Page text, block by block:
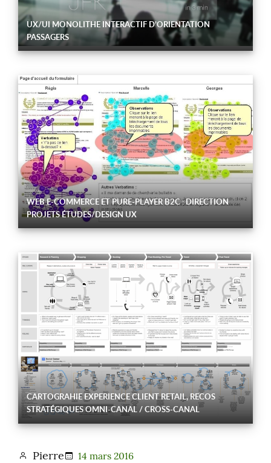
UX/UI MONOLITHE INTERACTIF D’ORIENTATION
PASSAGERS
WEB E-COMMERCE ET PURE-PLAYER B2C : DIRECTION
PROJETS ÉTUDES/DESIGN UX
CARTOGRAHIE EXPERIENCE CLIENT RETAIL, RECOS
STRATÉGIQUES OMNI-CANAL / CROSS-CANAL
Pierre
14 mars 2016